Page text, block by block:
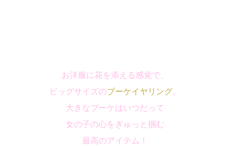
お洋服に花を添える感覚で、
ビッグサイズのブーケイヤリング。
大きなブーケはいつだって
女の子の心をぎゅっと掴む
最高のアイテム！